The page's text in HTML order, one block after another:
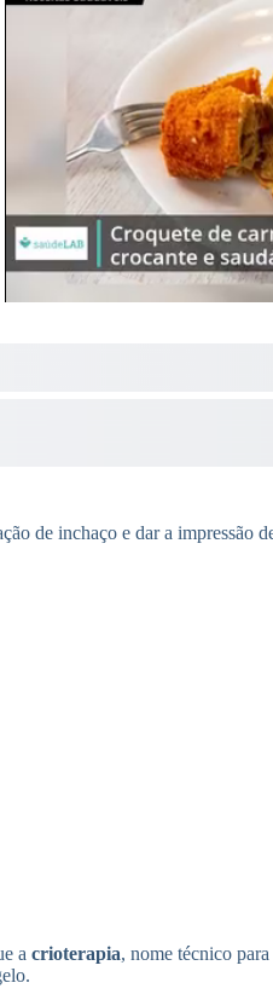
de inchaço e dar a impressão
a crioterapia, nome técnico